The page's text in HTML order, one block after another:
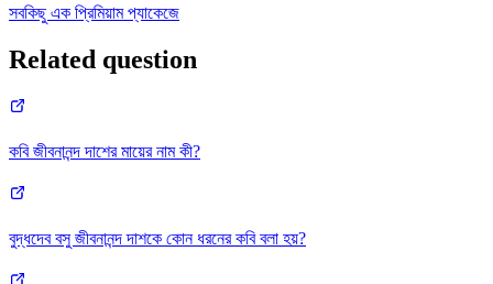
সবকিছু এক প্রিমিয়াম প্যাকেজে
Related question
কবি জীবনানন্দ দাশের মায়ের নাম কী?
বুদ্ধদেব বসু জীবনানন্দ দাশকে কোন ধরনের কবি বলা হয়?